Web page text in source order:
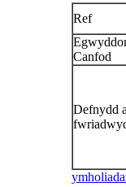
Ref
Canfod
Defnydd a